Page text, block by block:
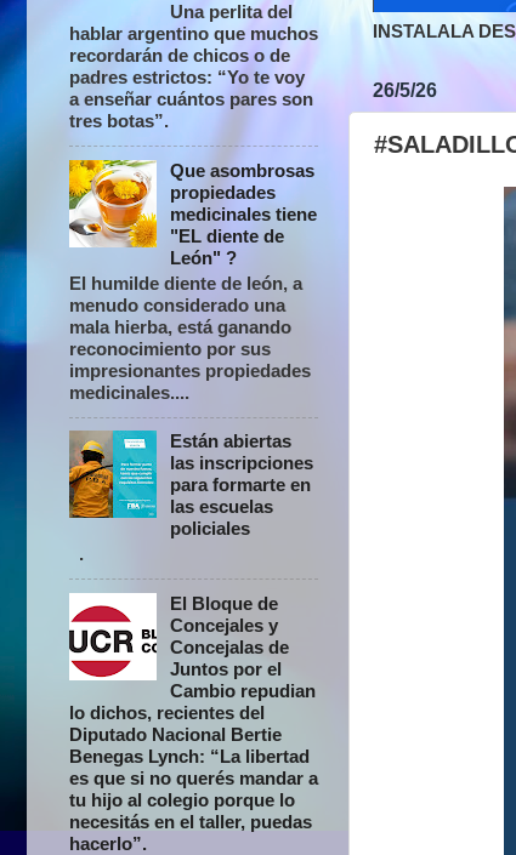
INSTALALA
26/5/26
Una perlita del
hablar argentino que muchos
recordarán de chicos o de
padres estrictos: “Yo te voy
a enseñar cuántos pares son
tres botas”.
Que asombrosas
propiedades
medicinales tiene
"EL diente de
León" ?
El humilde diente de león, a
menudo considerado una
mala hierba, está ganando
reconocimiento por sus
impresionantes propiedades
medicinales....
Están abiertas
las inscripciones
para formarte en
las escuelas
policiales
.
El Bloque de
Concejales y
Concejalas de
Juntos por el
Cambio repudian
lo dichos, recientes del
Diputado Nacional Bertie
Benegas Lynch: “La libertad
es que si no querés mandar a
tu hijo al colegio porque lo
necesitás en el taller, puedas
hacerlo”.